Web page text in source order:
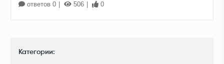
ответов 0 506 0
Категории: